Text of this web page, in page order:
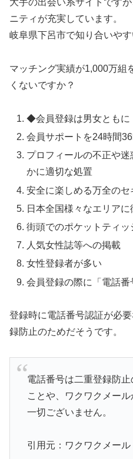
大手の出会い系サイトです
ニティが充実しています。
岐阜県下呂市で知り合いやす
マッチング実績が1,000万組
くないですか？
◆会員登録は男女ともに
会員サポートを24時間
プロフィールの不正や
かに適切な処置
安全に楽しめる万全のセ
日本全国様々なエリアに
街頭でのポケットティッ
人気女性誌等への掲載
女性登録者が多い
会員登録の際に「電話
登録時に電話番号認証が必
録防止のためだそうです。
電話番号は二重登録防
ことや、ワクワクメー
一切ございません。
引用元：ワクワクメール